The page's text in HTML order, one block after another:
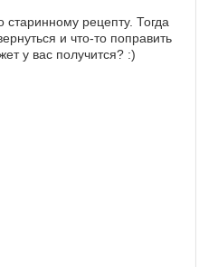
старинному рецепту. Тогда
и что-то поправить
у вас получится? :)